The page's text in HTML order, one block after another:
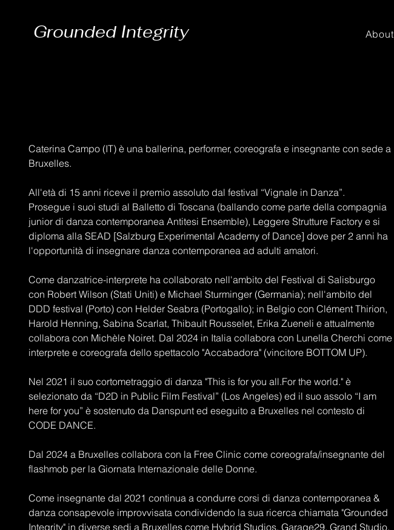
Grounded Integrity About
Caterina Campo (IT) è una ballerina, performer, coreografa e insegnante con sede a
Bruxelles.
All'età di 15 anni riceve il premio assoluto dal festival “Vignale in Danza”.
Prosegue i suoi studi al Balletto di Toscana (ballando come parte della compagnia
junior di danza contemporanea Antitesi Ensemble), Leggere Strutture Factory e si
diploma alla SEAD [Salzburg Experimental Academy of Dance] dove per 2 anni ha
l'opportunità di insegnare danza contemporanea ad adulti amatori.
Come danzatrice-interprete ha collaborato nell'ambito del Festival di Salisburgo
con Robert Wilson (Stati Uniti) e Michael Sturminger (Germania); nell'ambito del
DDD festival (Porto) con Helder Seabra (Portogallo); in Belgio con Clément Thirion,
Harold Henning, Sabina Scarlat, Thibault Rousselet, Erika Zueneli e attualmente
collabora con Michèle Noiret. Dal 2024 in Italia collabora con Lunella Cherchi come
interprete e coreografa dello spettacolo "Accabadora" (vincitore BOTTOM UP).
Nel 2021 il suo cortometraggio di danza "This is for you all.For the world." è
selezionato da “D2D in Public Film Festival” (Los Angeles) ed il suo assolo “I am
here for you” è sostenuto da Danspunt ed eseguito a Bruxelles nel contesto di
CODE DANCE.
Dal 2024 a Bruxelles collabora con la Free Clinic come coreografa/insegnante del
flashmob per la Giornata Internazionale delle Donne.
Come insegnante dal 2021 continua a condurre corsi di danza contemporanea &
danza consapevole improvvisata condividendo la sua ricerca chiamata "Grounded
Integrity" in diverse sedi a Bruxelles come Hybrid Studios, Garage29, Grand Studio,